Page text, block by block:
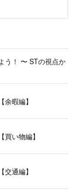
う！ 〜 STの視点か
暇編】
い物編】
通編】